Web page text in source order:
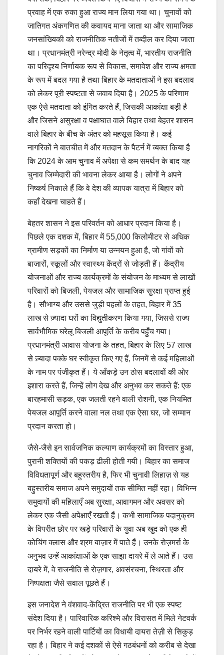
प्रवाह में एक रुका हुआ राज्य मान लिया गया था। चुनावों को
जातिगत अंकगणित की कवायद माना जाता था और सामाजिक
जनसांख्यिकी को राजनीतिक नतीजों में तब्दील कर दिया जाता
था। प्रधानमंत्री नरेन्द्र मोदी के नेतृत्व में, भारतीय राजनीति
का परिदृश्य निर्णायक रूप से विकास, समावेश और राज्य क्षमता
के रूप में बदल गया है तथा बिहार के मतदाताओं ने इस बदलाव
को लेकर पूरी स्पष्टता से जवाब दिया है। 2025 के परिणाम
एक ऐसे मतदाता को इंगित करते हैं, जिसकी आकांक्षा बड़ी है
और जिसने असुरक्षा व पक्षाघात वाले बिहार तथा बेहतर शासन
वाले बिहार के बीच के अंतर को महसूस किया है। कई
नागरिकों ने बातचीत में और मतदान के पैटर्न में व्यक्त किया है
कि 2024 के आम चुनाव में अपेक्षा से कम समर्थन के बाद यह
चुनाव जिम्मेदारी की भावना लेकर आया है। लोगों ने अपने
निष्कर्ष निकाले हैं कि वे देश की व्यापक यात्रा में बिहार को
कहाँ देखना चाहते हैं।
बेहतर शासन ने इस परिवर्तन को आधार प्रदान किया है।
पिछले एक दशक में, बिहार में 55,000 किलोमीटर से अधिक
ग्रामीण सड़कों का निर्माण या उन्नयन हुआ है, जो गांवों को
बाजारों, स्कूलों और स्वास्थ्य केंद्रों से जोड़ती हैं। केंद्रीय
योजनाओं और राज्य कार्यक्रमों के संयोजन के माध्यम से लाखों
परिवारों को बिजली, पेयजल और सामाजिक सुरक्षा प्राप्त हुई
है। सौभाग्य और उससे जुड़ी पहलों के तहत, बिहार में 35
लाख से ज़्यादा घरों का विद्युतीकरण किया गया, जिससे राज्य
सार्वभौमिक घरेलू बिजली आपूर्ति के करीब पहुँच गया।
प्रधानमंत्री आवास योजना के तहत, बिहार के लिए 57 लाख
से ज़्यादा पक्के घर स्वीकृत किए गए हैं, जिनमें से कई महिलाओं
के नाम पर पंजीकृत हैं। ये आँकड़े उन ठोस बदलावों की ओर
इशारा करते हैं, जिन्हें लोग देख और अनुभव कर सकते हैं: एक
बारहमासी सड़क, एक जलती रहने वाली रोशनी, एक नियमित
पेयजल आपूर्ति करने वाला नल तथा एक ऐसा घर, जो सम्मान
प्रदान करता हो।
जैसे-जैसे इन सार्वजनिक कल्याण कार्यक्रमों का विस्तार हुआ,
पुरानी शक्तियों की पकड़ ढीली होती गयी। बिहार का समाज
विविधतापूर्ण और बहुस्तरीय है, फिर भी चुनावी लिहाज़ से यह
बहुस्तरीय समाज अपने समुदायों तक सीमित नहीं रहा। विभिन्न
समुदायों की महिलाएँ अब सुरक्षा, आवागमन और अवसर को
लेकर एक जैसी अपेक्षाएँ रखती हैं। कभी सामाजिक पदानुक्रम
के विपरीत छोर पर खड़े परिवारों के युवा अब खुद को एक ही
कोचिंग क्लास और श्रम बाज़ार में पाते हैं। उनके रोज़मर्रा के
अनुभव उन्हें आकांक्षाओं के एक साझा दायरे में ले आते हैं। उस
दायरे में, वे राजनीति से रोज़गार, अवसंरचना, स्थिरता और
निष्पक्षता जैसे सवाल पूछते हैं।
इस जनादेश ने वंशवाद-केंद्रित राजनीति पर भी एक स्पष्ट
संदेश दिया है। पारिवारिक करिश्मे और विरासत में मिले नेटवर्क
पर निर्भर रहने वाली पार्टियों का विधायी दायरा तेज़ी से सिकुड़
रहा है। बिहार ने कई दशकों से ऐसे गठबंधनों को करीब से देखा